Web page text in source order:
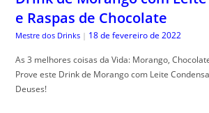
e Raspas de Chocolate
Mestre dos Drinks | 18 de fevereiro de 2022
As 3 melhores coisas da Vida: Morango,
Prove este Drink de Morango com Leite
Deuses!